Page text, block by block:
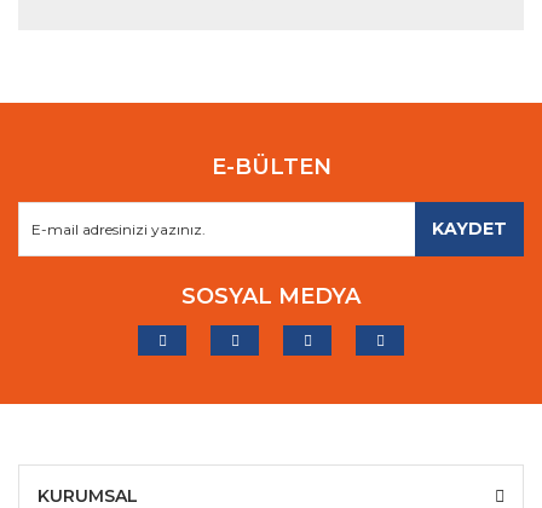
E-BÜLTEN
KAYDET
SOSYAL MEDYA
KURUMSAL